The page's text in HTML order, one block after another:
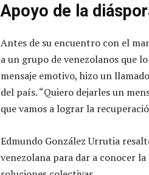
Apoyo de la
Antes de su encuentro con el
a un grupo de venezolanos que
mensaje emotivo, hizo un
del país. “Quiero dejarles un
que vamos a lograr la
Edmundo González Urrutia
venezolana para dar a conocer